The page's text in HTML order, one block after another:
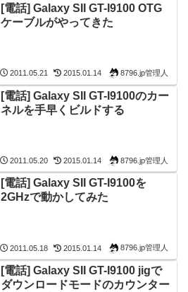
[電話] Galaxy SII GT-I9100 OTG
ケーブルがやってきた
2011.05.21 2015.01.14 8796.jp管理人
[電話] Galaxy SII GT-I9100のカー
ネルを手早くビルドする
2011.05.20 2015.01.14 8796.jp管理人
[電話] Galaxy SII GT-I9100を
2GHzで動かしてみた
2011.05.18 2015.01.14 8796.jp管理人
[電話] Galaxy SII GT-I9100 jigで
ダウンロードモードのカウンター